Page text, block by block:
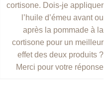
cortisone. Dois-je appliquer
l’huile d’émeu avant ou
après la pommade à la
cortisone pour un meilleur
effet des deux produits ?
Merci pour votre réponse